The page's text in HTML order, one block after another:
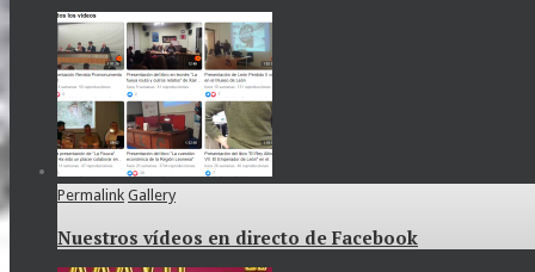
Permalink Gallery
Nuestros vídeos en directo de Facebook